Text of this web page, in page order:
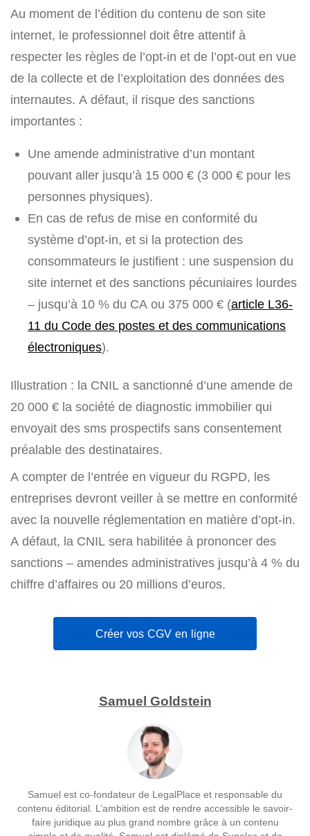
Au moment de l’édition du contenu de son site
internet, le professionnel doit être attentif à
respecter les règles de l’opt-in et de l’opt-out en vue
de la collecte et de l’exploitation des données des
internautes. A défaut, il risque des sanctions
importantes :
Une amende administrative d’un montant
pouvant aller jusqu’à 15 000 € (3 000 € pour les
personnes physiques).
En cas de refus de mise en conformité du
système d’opt-in, et si la protection des
consommateurs le justifient : une suspension du
site internet et des sanctions pécuniaires lourdes
– jusqu’à 10 % du CA ou 375 000 € (article L36-
11 du Code des postes et des communications
électroniques).
Illustration : la CNIL a sanctionné d’une amende de
20 000 € la société de diagnostic immobilier qui
envoyait des sms prospectifs sans consentement
préalable des destinataires.
A compter de l’entrée en vigueur du RGPD, les
entreprises devront veiller à se mettre en conformité
avec la nouvelle réglementation en matière d’opt-in.
A défaut, la CNIL sera habilitée à prononcer des
sanctions – amendes administratives jusqu’à 4 % du
chiffre d’affaires ou 20 millions d’euros.
Créer vos CGV en ligne
Samuel Goldstein
Samuel est co-fondateur de LegalPlace et responsable du
contenu éditorial. L’ambition est de rendre accessible le savoir-
faire juridique au plus grand nombre grâce à un contenu